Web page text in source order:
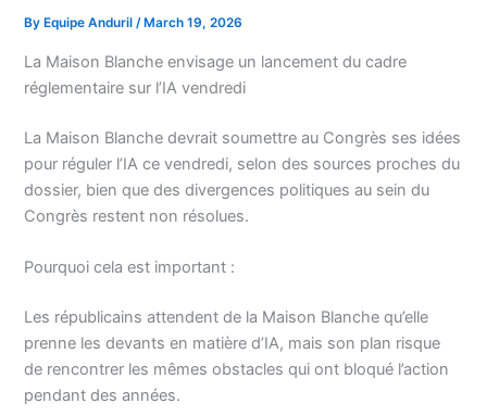
By Equipe Anduril/ March 19, 2026
La Maison Blanche envisage un lancement du cadre
réglementaire sur l’IA vendredi
La Maison Blanche devrait soumettre au Congrès ses idées
pour réguler l’IA ce vendredi, selon des sources proches du
dossier, bien que des divergences politiques au sein du
Congrès restent non résolues.
Pourquoi cela est important :
Les républicains attendent de la Maison Blanche qu’elle
prenne les devants en matière d’IA, mais son plan risque
de rencontrer les mêmes obstacles qui ont bloqué l’action
pendant des années.